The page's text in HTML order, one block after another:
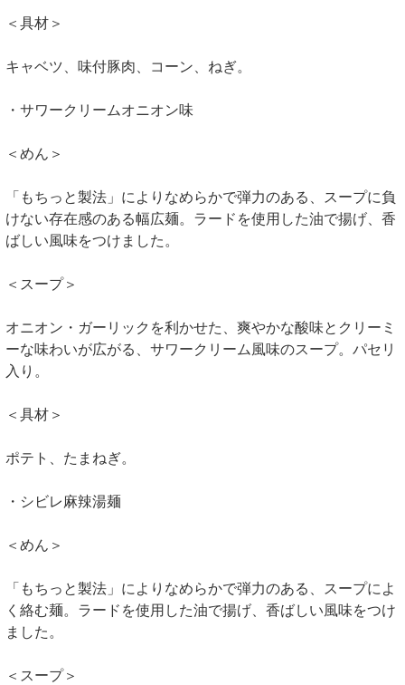
＜具材＞
キャベツ、味付豚肉、コーン、ねぎ。
・サワークリームオニオン味
＜めん＞
「もちっと製法」によりなめらかで弾力のある、スープに負
けない存在感のある幅広麺。ラードを使用した油で揚げ、香
ばしい風味をつけました。
＜スープ＞
オニオン・ガーリックを利かせた、爽やかな酸味とクリーミ
ーな味わいが広がる、サワークリーム風味のスープ。パセリ
入り。
＜具材＞
ポテト、たまねぎ。
・シビレ麻辣湯麺
＜めん＞
「もちっと製法」によりなめらかで弾力のある、スープによ
く絡む麺。ラードを使用した油で揚げ、香ばしい風味をつけ
ました。
＜スープ＞